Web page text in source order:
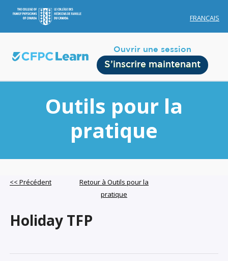
FRANÇAIS
Ouvrir une session
S’inscrire maintenant
Account Membership
Credit History
Outils pour la
pratique
<< Précédent
Retour à Outils pour la
pratique
Holiday TFP